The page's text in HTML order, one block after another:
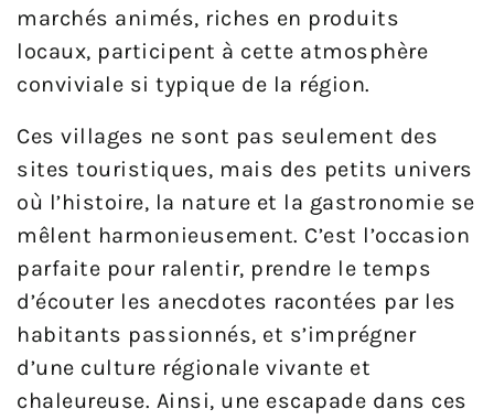
marchés animés, riches en produits
locaux, participent à cette atmosphère
conviviale si typique de la région.
Ces villages ne sont pas seulement des
sites touristiques, mais des petits univers
où l’histoire, la nature et la gastronomie se
mêlent harmonieusement. C’est l’occasion
parfaite pour ralentir, prendre le temps
d’écouter les anecdotes racontées par les
habitants passionnés, et s’imprégner
d’une culture régionale vivante et
chaleureuse. Ainsi, une escapade dans ces